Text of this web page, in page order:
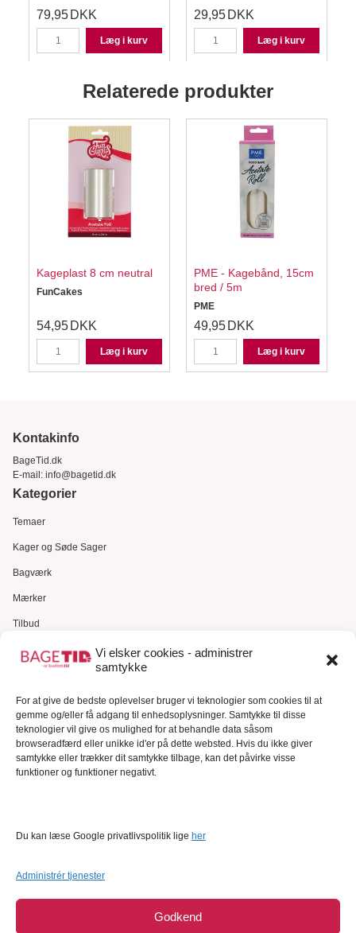
Vi elsker cookies - administrer
samtykke
For at give de bedste oplevelser bruger vi teknologier som cookies til at
gemme og/eller få adgang til enhedsoplysninger. Samtykke til disse
teknologier vil give os mulighed for at behandle data såsom
browseradfærd eller unikke id'er på dette websted. Hvis du ikke giver
samtykke eller trækker dit samtykke tilbage, kan det påvirke visse
funktioner og funktioner negativt.
Du kan læse Google privatlivspolitik lige her
Administrér tjenester
Godkend
79,95 DKK
Læg i kurv
29,95 DKK
Læg i kurv
Relaterede produkter
Kageplast 8 cm neutral
FunCakes
54,95 DKK
Læg i kurv
PME - Kagebånd, 15cm
bred / 5m
PME
49,95 DKK
Læg i kurv
Kontakinfo
BageTid.dk
E-mail: info@bagetid.dk
Kategorier
Temaer
Kager og Søde Sager
Bagværk
Mærker
Tilbud
Gavekort
Kundeservice
Kundeservice
FAQ – Ofte stillede spørgsmål
Om Bagetid.dk
Se Fødevarestyrelsens smiley-rapporter